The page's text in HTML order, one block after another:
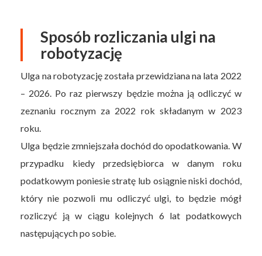
Sposób rozliczania ulgi na
robotyzację
Ulga na robotyzację została przewidziana na lata 2022
– 2026. Po raz pierwszy będzie można ją odliczyć w
zeznaniu rocznym za 2022 rok składanym w 2023
roku.
Ulga będzie zmniejszała dochód do opodatkowania. W
przypadku kiedy przedsiębiorca w danym roku
podatkowym poniesie stratę lub osiągnie niski dochód,
który nie pozwoli mu odliczyć ulgi, to będzie mógł
rozliczyć ją w ciągu kolejnych 6 lat podatkowych
następujących po sobie.